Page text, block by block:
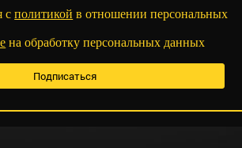
сполитикой в отношении персональных
на обработку персональных данных